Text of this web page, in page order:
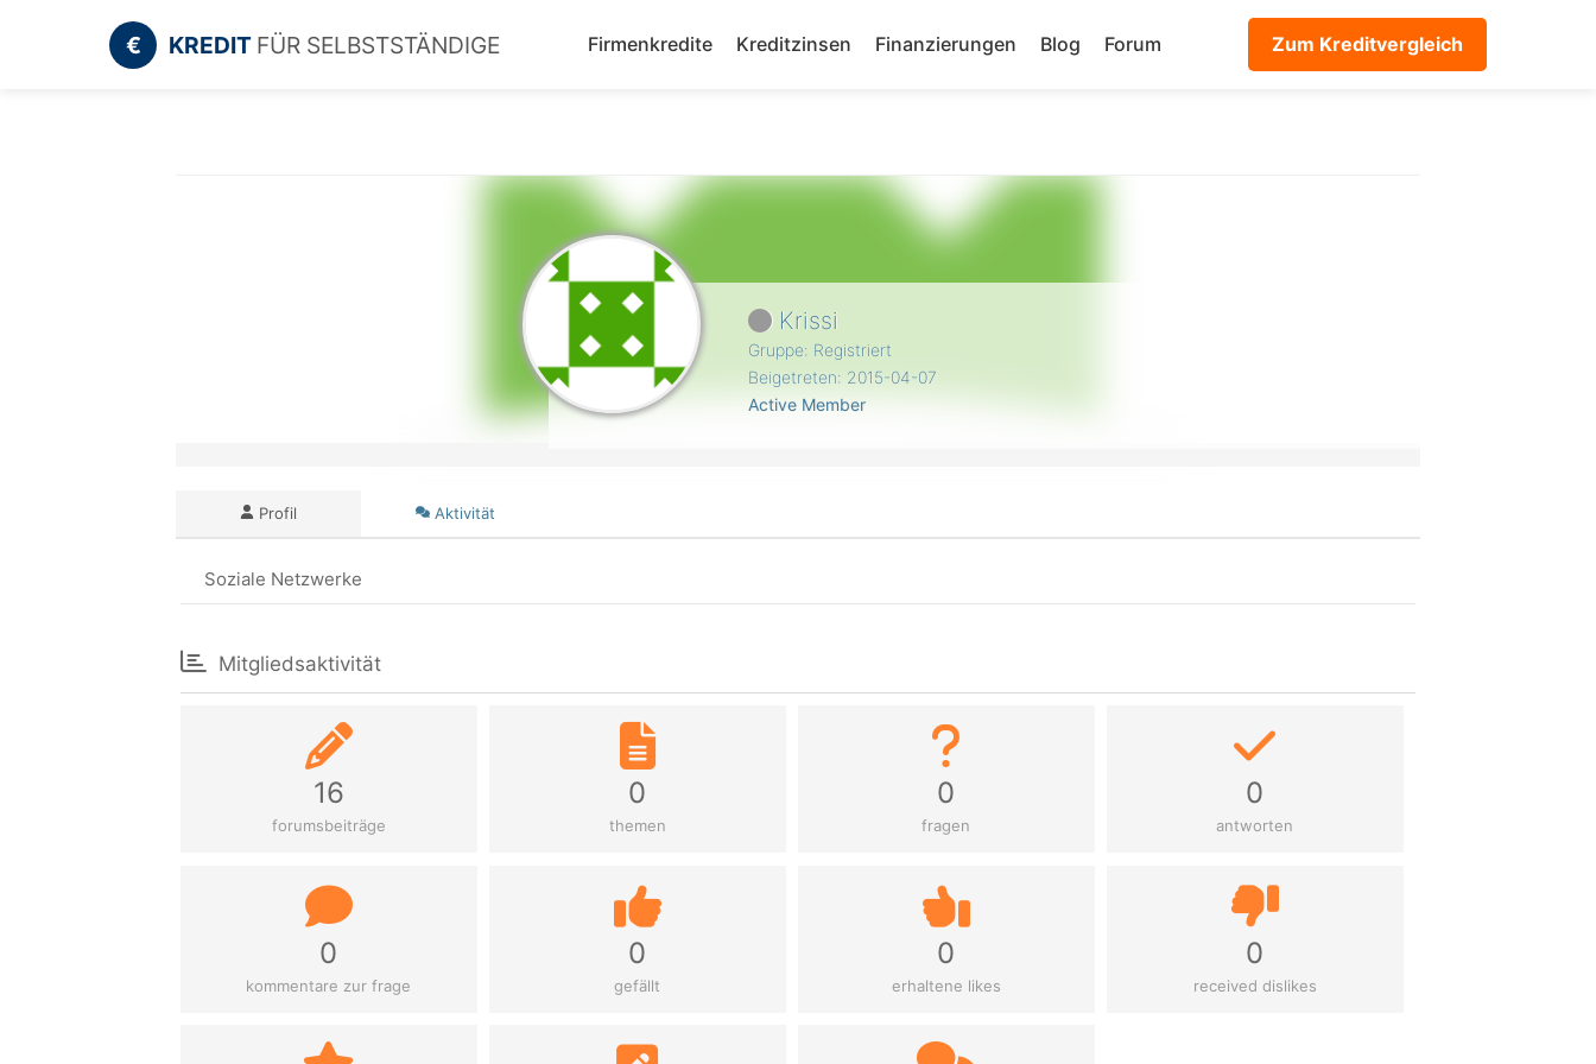
€ KREDIT FÜR SELBSTSTÄNDIGE Firmenkredite Kreditzinsen Finanzierungen Blog Forum Zum Kreditvergleich
Krissi
Gruppe: Registriert
Beigetreten: 2015-04-07
Active Member
Profil Aktivität
Soziale Netzwerke
Mitgliedsaktivität
16
forumsbeiträge
0
themen
0
fragen
0
antworten
0
kommentare zur frage
0
gefällt
0
erhaltene likes
0
received dislikes